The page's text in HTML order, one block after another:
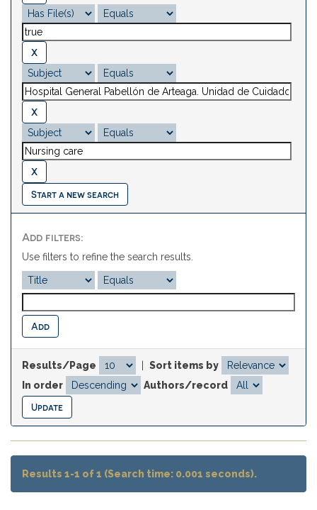
Start a new search
Add filters:
Use filters to refine the search results.
Results/Page
Sort items by
In order
Authors/record
Results 1-1 of 1 (Search time: 0.001 seconds).